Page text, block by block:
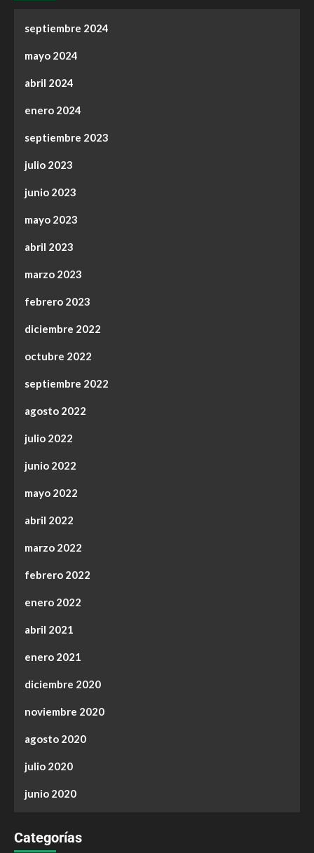
septiembre 2024
mayo 2024
abril 2024
enero 2024
septiembre 2023
julio 2023
junio 2023
mayo 2023
abril 2023
marzo 2023
febrero 2023
diciembre 2022
octubre 2022
septiembre 2022
agosto 2022
julio 2022
junio 2022
mayo 2022
abril 2022
marzo 2022
febrero 2022
enero 2022
abril 2021
enero 2021
diciembre 2020
noviembre 2020
agosto 2020
julio 2020
junio 2020
Categorías